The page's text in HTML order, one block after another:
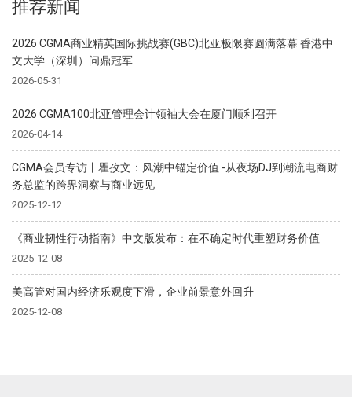
推荐新闻
2026 CGMA商业精英国际挑战赛(GBC)北亚极限赛圆满落幕 香港中
文大学（深圳）问鼎冠军
2026-05-31
2026 CGMA100北亚管理会计领袖大会在厦门顺利召开
2026-04-14
CGMA会员专访丨瞿孜文：风潮中锚定价值 -从夜场DJ到潮流电商财
务总监的跨界洞察与商业远见
2025-12-12
《商业韧性行动指南》中文版发布：在不确定时代重塑财务价值
2025-12-08
美高管对国内经济乐观度下滑，企业前景意外回升
2025-12-08